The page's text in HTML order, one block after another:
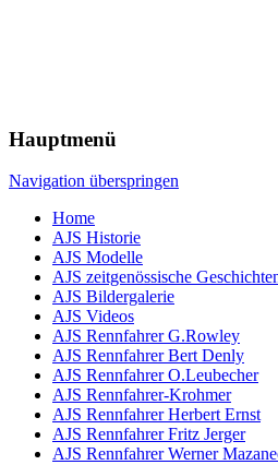
Hauptmenü
Navigation überspringen
Home
AJS Historie
AJS Modelle
AJS zeitgenössische
AJS Bildergalerie
AJS Videos
AJS Rennfahrer G.Rowley
AJS Rennfahrer Bert Denly
AJS Rennfahrer O.Leubecher
AJS Rennfahrer-Krohmer
AJS Rennfahrer Herbert Ernst
AJS Rennfahrer Fritz Jerger
AJS Rennfahrer Werner